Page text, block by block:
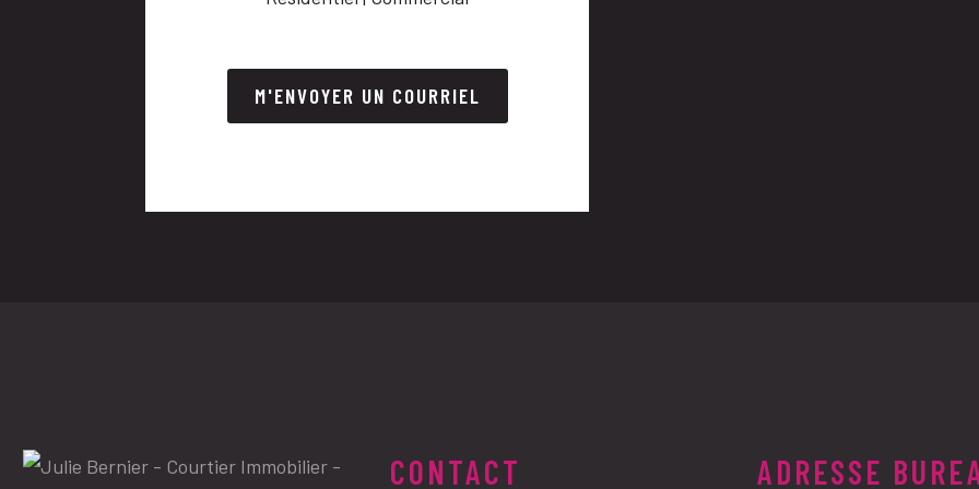
M'ENVOYER UN COURRIEL
CONTACT ADRESSE